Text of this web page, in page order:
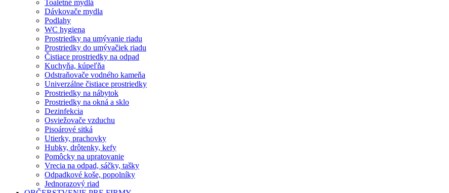
Toaletné mydlá
Dávkovače mydla
Podlahy
WC hygiena
Prostriedky na umývanie riadu
Prostriedky do umývačiek riadu
Čistiace prostriedky na odpad
Kuchyňa, kúpeľňa
Odstraňovače vodného kameňa
Univerzálne čistiace prostriedky
Prostriedky na nábytok
Prostriedky na okná a sklo
Dezinfekcia
Osviežovače vzduchu
Pisoárové sitká
Utierky, prachovky
Hubky, drôtenky, kefy
Pomôcky na upratovanie
Vrecia na odpad, sáčky, tašky
Odpadkové koše, popolníky
Jednorazový riad